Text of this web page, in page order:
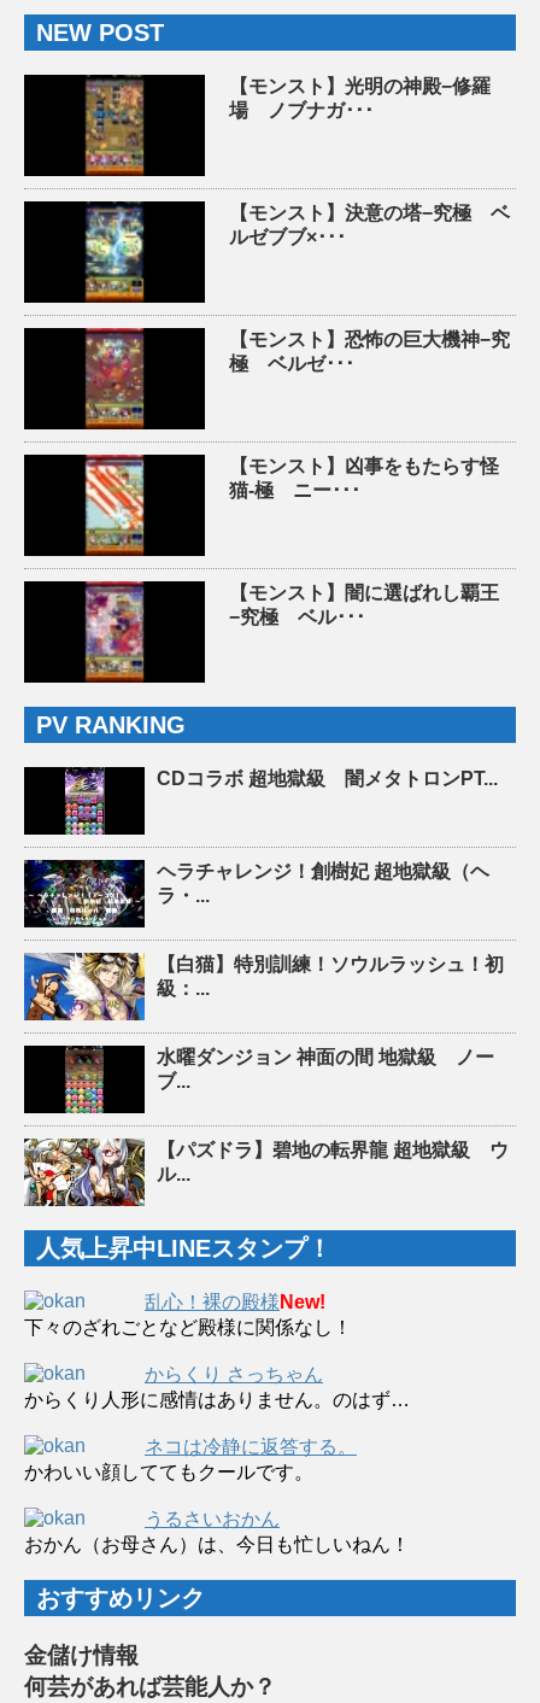
NEW POST
【モンスト】光明の神殿−修羅
場 ノブナガ･･･
【モンスト】決意の塔−究極 ベ
ルゼブブ×･･･
【モンスト】恐怖の巨大機神−究
極 ベルゼ･･･
【モンスト】凶事をもたらす怪
猫-極 ニー･･･
【モンスト】闇に選ばれし覇王
−究極 ベル･･･
PV RANKING
CDコラボ 超地獄級 闇メタトロンPT...
ヘラチャレンジ！創樹妃 超地獄級（ヘ
ラ・...
【白猫】特別訓練！ソウルラッシュ！初
級：...
水曜ダンジョン 神面の間 地獄級 ノー
ブ...
【パズドラ】碧地の転界龍 超地獄級 ウ
ル...
人気上昇中LINEスタンプ！
乱心！裸の殿様 New!
下々のざれごとなど殿様に関係なし！
からくり さっちゃん
からくり人形に感情はありません。のはず…
ネコは冷静に返答する。
かわいい顔しててもクールです。
うるさいおかん
おかん（お母さん）は、今日も忙しいねん！
おすすめリンク
金儲け情報
何芸があれば芸能人か？